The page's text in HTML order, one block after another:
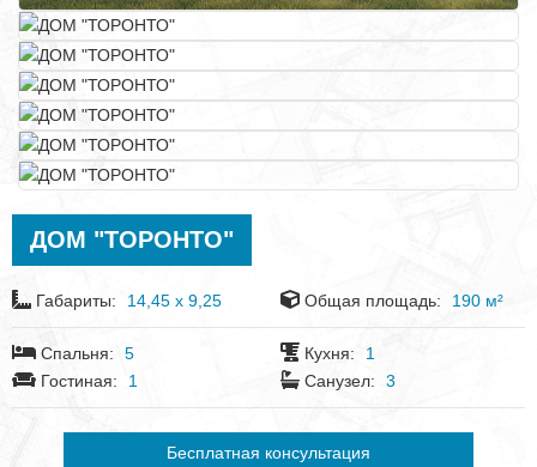
ДОМ "ТОРОНТО"
Габариты: 14,45 x 9,25 Общая площадь: 190 м²
Спальня:
5
Гостиная:
1
Кухня:
1
Санузел:
3
Бесплатная консультация